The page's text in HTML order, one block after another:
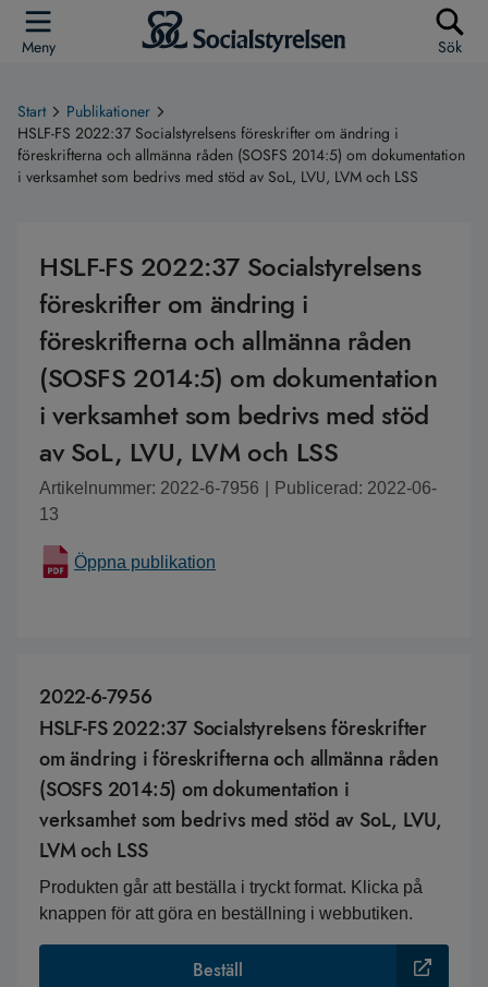
Meny Sök
Start
Publikationer
HSLF-FS 2022:37 Socialstyrelsens föreskrifter om ändring i
föreskrifterna och allmänna råden (SOSFS 2014:5) om dokumentation
i verksamhet som bedrivs med stöd av SoL, LVU, LVM och LSS
HSLF-FS 2022:37 Socialstyrelsens
föreskrifter om ändring i
föreskrifterna och allmänna råden
(SOSFS 2014:5) om dokumentation
i verksamhet som bedrivs med stöd
av SoL, LVU, LVM och LSS
Artikelnummer: 2022-6-7956
Publicerad: 2022-06-
13
Öppna publikation
2022-6-7956
HSLF-FS 2022:37 Socialstyrelsens föreskrifter
om ändring i föreskrifterna och allmänna råden
(SOSFS 2014:5) om dokumentation i
verksamhet som bedrivs med stöd av SoL, LVU,
LVM och LSS
Produkten går att beställa i tryckt format. Klicka på
knappen för att göra en beställning i webbutiken.
Beställ